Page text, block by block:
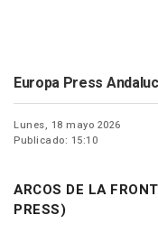
Europa Press
Lunes, 18 mayo 2026
Publicado: 15:10
ARCOS DE LA
PRESS)